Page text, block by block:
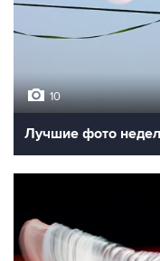
10
Лучшие фото